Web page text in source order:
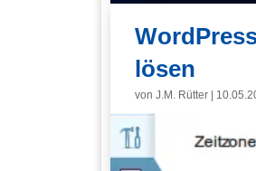
lösen
von J.M. Rütter